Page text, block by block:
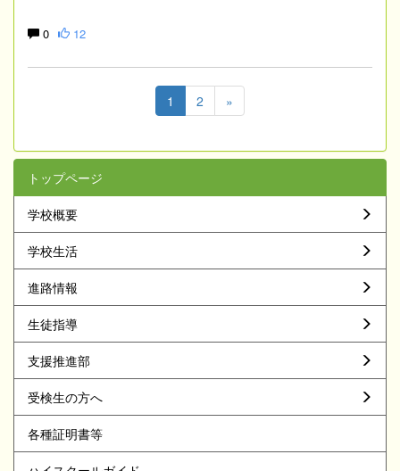
0 12
1 2 »
トップページ
学校概要
学校生活
進路情報
生徒指導
支援推進部
受検生の方へ
各種証明書等